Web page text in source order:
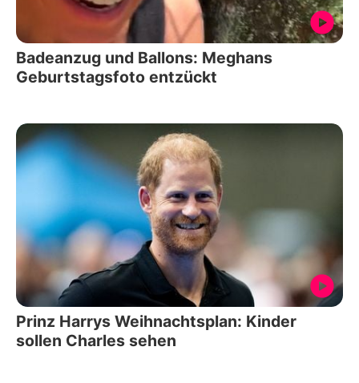
Badeanzug und Ballons: Meghans
Geburtstagsfoto entzückt
Prinz Harrys Weihnachtsplan: Kinder
sollen Charles sehen